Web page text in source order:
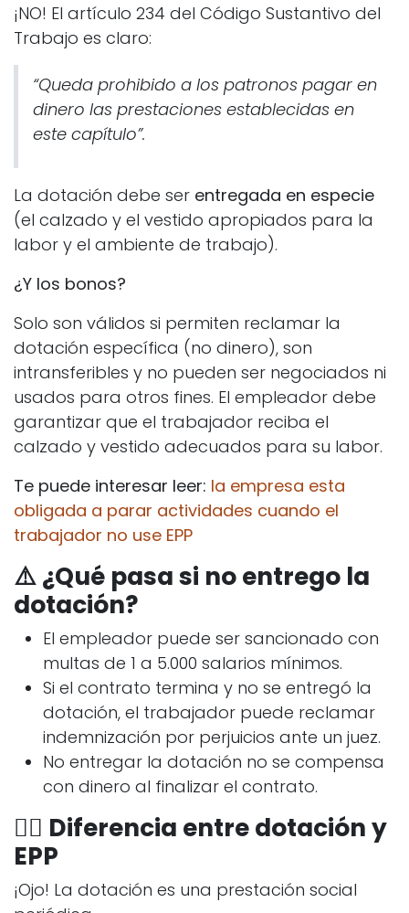
¡NO! El artículo 234 del Código Sustantivo del
Trabajo es claro:
“Queda prohibido a los patronos pagar en
dinero las prestaciones establecidas en
este capítulo”.
La dotación debe ser entregada en especie
(el calzado y el vestido apropiados para la
labor y el ambiente de trabajo).
¿Y los bonos?
Solo son válidos si permiten reclamar la
dotación específica (no dinero), son
intransferibles y no pueden ser negociados ni
usados para otros fines. El empleador debe
garantizar que el trabajador reciba el
calzado y vestido adecuados para su labor.
Te puede interesar leer: la empresa esta
obligada a parar actividades cuando el
trabajador no use EPP
⚠️ ¿Qué pasa si no entrego la
dotación?
El empleador puede ser sancionado con
multas de 1 a 5.000 salarios mínimos.
Si el contrato termina y no se entregó la
dotación, el trabajador puede reclamar
indemnización por perjuicios ante un juez.
No entregar la dotación no se compensa
con dinero al finalizar el contrato.
👷‍♀️ Diferencia entre dotación y
EPP
¡Ojo! La dotación es una prestación social